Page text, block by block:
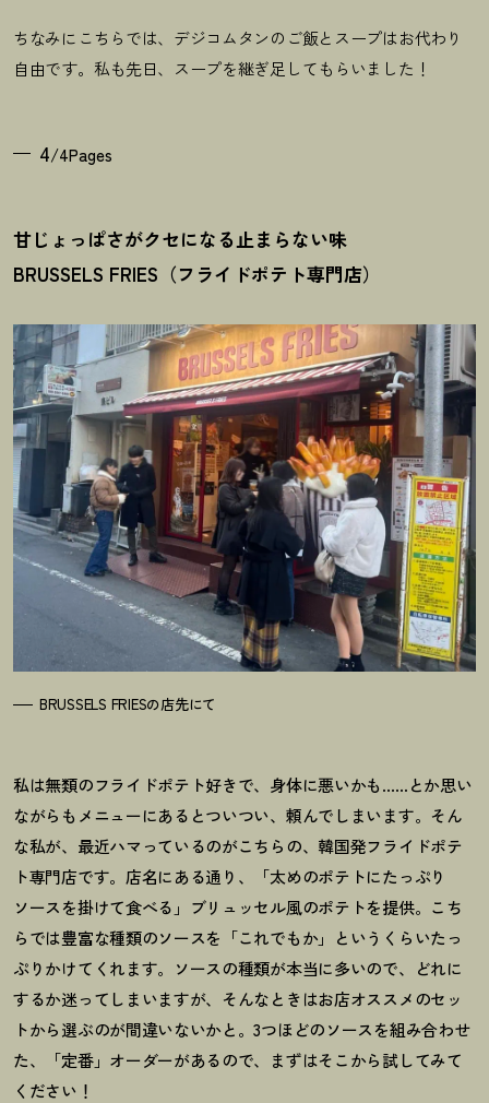
ちなみにこちらでは、デジコムタンのご飯とスープはお代わり
自由です。私も先日、スープを継ぎ足してもらいました！
4/4Pages
甘じょっぱさがクセになる止まらない味
BRUSSELS FRIES（フライドポテト専門店）
BRUSSELS FRIESの店先にて
私は無類のフライドポテト好きで、身体に悪いかも……とか思い
ながらもメニューにあるとついつい、頼んでしまいます。そん
な私が、最近ハマっているのがこちらの、韓国発フライドポテ
ト専門店です。店名にある通り、「太めのポテトにたっぷり
ソースを掛けて食べる」ブリュッセル風のポテトを提供。こち
らでは豊富な種類のソースを「これでもか」というくらいたっ
ぷりかけてくれます。ソースの種類が本当に多いので、どれに
するか迷ってしまいますが、そんなときはお店オススメのセッ
トから選ぶのが間違いないかと。3つほどのソースを組み合わせ
た、「定番」オーダーがあるので、まずはそこから試してみて
ください ！